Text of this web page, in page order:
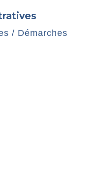
/ Démarches